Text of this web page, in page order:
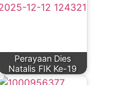
Perayaan Dies
Natalis FIK Ke-19